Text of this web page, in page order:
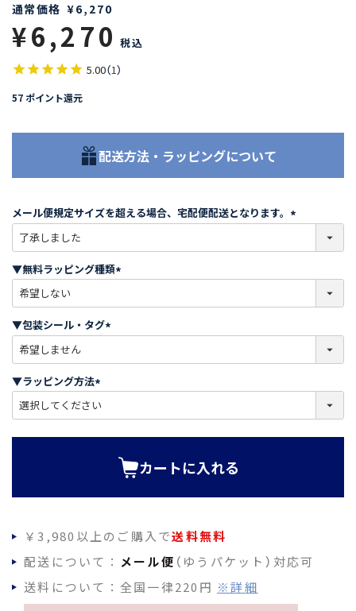
通常価格 ¥6,270
¥6,270 税込
5.00（1）
57 ポイント還元
配送方法・ラッピングについて
メール便規定サイズを超える場合、宅配便配送となります。
必
)
▼無料ラッピング種類
必
)
▼包装シール・タグ
必
)
▼ラッピング方法
必
カートに入れる
￥3,980以上のご購入で送料無料
配送について： メール便 （ゆうパケット）対応可
送料について：全国一律220円 ※詳細